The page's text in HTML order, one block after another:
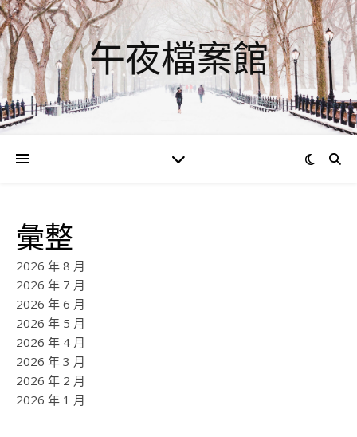
午夜檔案館
彙整
2026 年 8 月
2026 年 7 月
2026 年 6 月
2026 年 5 月
2026 年 4 月
2026 年 3 月
2026 年 2 月
2026 年 1 月